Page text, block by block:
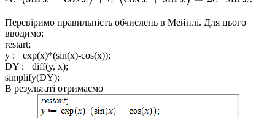
Перевіримо правильність обчислень в Мейплі. Для цього
вводимо:
restart;
y := exp(x)*(sin(x)-cos(x));
DY := diff(y, x);
simplify(DY);
В результаті отримаємо